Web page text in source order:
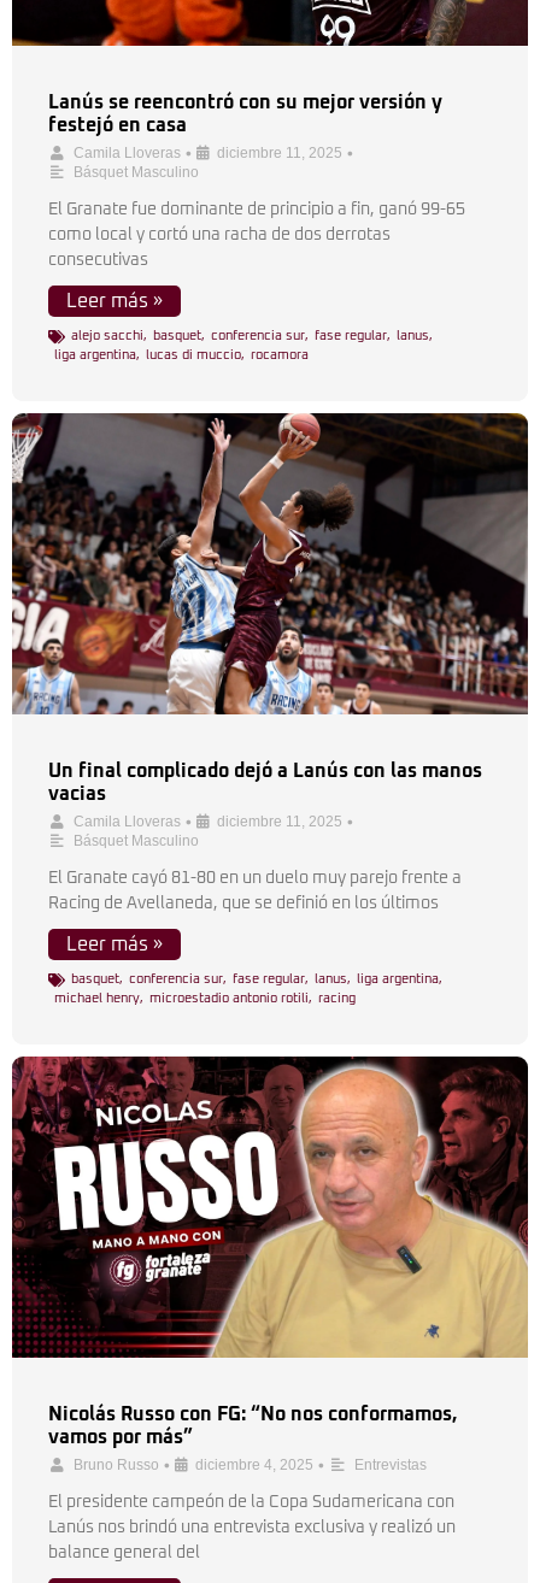
Lanús se reencontró con su mejor versión y
festejó en casa
Camila Lloveras • diciembre 11, 2025 •
Básquet Masculino
El Granate fue dominante de principio a fin, ganó 99-65
como local y cortó una racha de dos derrotas
consecutivas
Leer más »
alejo sacchi, basquet, conferencia sur, fase regular, lanus,
liga argentina, lucas di muccio, rocamora
Un final complicado dejó a Lanús con las manos
vacias
Camila Lloveras • diciembre 11, 2025 •
Básquet Masculino
El Granate cayó 81-80 en un duelo muy parejo frente a
Racing de Avellaneda, que se definió en los últimos
Leer más »
basquet, conferencia sur, fase regular, lanus, liga argentina,
michael henry, microestadio antonio rotili, racing
Nicolás Russo con FG: “No nos conformamos,
vamos por más”
Bruno Russo • diciembre 4, 2025 • Entrevistas
El presidente campeón de la Copa Sudamericana con
Lanús nos brindó una entrevista exclusiva y realizó un
balance general del